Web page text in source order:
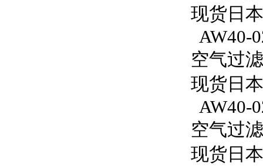
现货日
AW40-
空气过
现货日
AW40-
空气过
现货日